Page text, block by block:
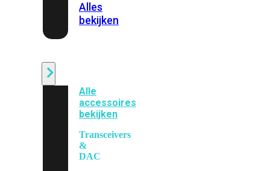
Alles
bekijken
Alle
accessoires
bekijken
Transceivers
&
DAC